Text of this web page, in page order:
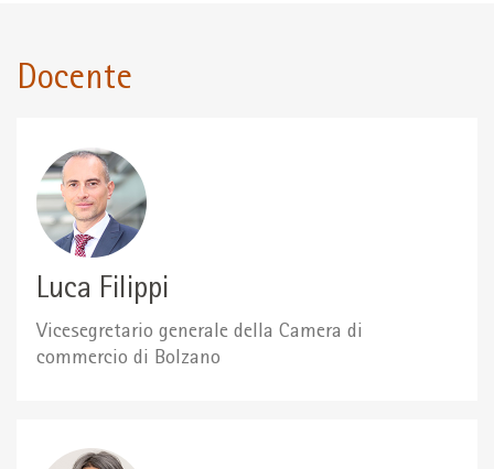
Docente
Luca Filippi
Vicesegretario generale della Camera di
commercio di Bolzano